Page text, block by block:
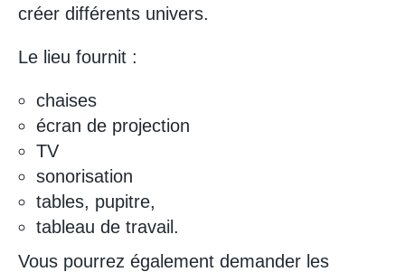
créer différents univers.
Le lieu fournit :
chaises
écran de projection
TV
sonorisation
tables, pupitre,
tableau de travail.
Vous pourrez également demander les